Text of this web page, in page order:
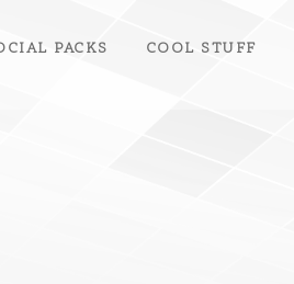
PACKS COOL STUFF